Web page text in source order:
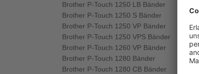
Brother P-Touch 1250 LB Bänder
Brother P-Touch 1250 S Bänder
Brother P-Touch 1250 VP Bänder
Brother P-Touch 1250 VPS Bänder
Brother P-Touch 1260 VP Bänder
Brother P-Touch 1280 Bänder
Brother P-Touch 1280 CB Bänder